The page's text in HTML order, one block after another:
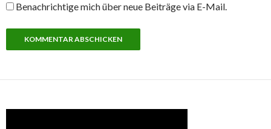
Benachrichtige mich über neue Beiträge via E-Mail.